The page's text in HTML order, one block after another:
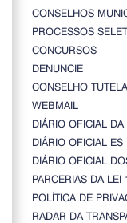
CONSELHOS
PROCESSOS
CONCURSOS
DENUNCIE
CONSELHO
WEBMAIL
DIÁRIO OFICIAL DA
DIÁRIO OFICIAL ES
DIÁRIO OFICIAL
PARCERIAS DA
POLÍTICA DE
RADAR DA